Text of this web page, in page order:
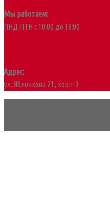
Мы работаем:
ПНД-ПТН с 10:00 до 18:00
Адрес:
ул. Яблочкова 21, корп. 3